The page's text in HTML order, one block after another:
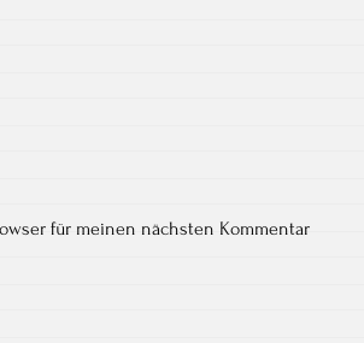
für meinen nächsten Kommentar